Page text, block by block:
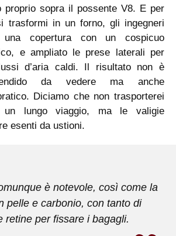
proprio sopra il possente V8. E per
trasformi in un forno, gli ingegneri
una copertura con un cospicuo
e ampliato le prese laterali per
d’aria caldi. Il risultato non è
da vedere ma anche
Diciamo che non trasporterei
lungo viaggio, ma le valigie
esenti da ustioni.
è notevole, così come la
pelle e carbonio, con tanto di
retine per fissare i bagagli.